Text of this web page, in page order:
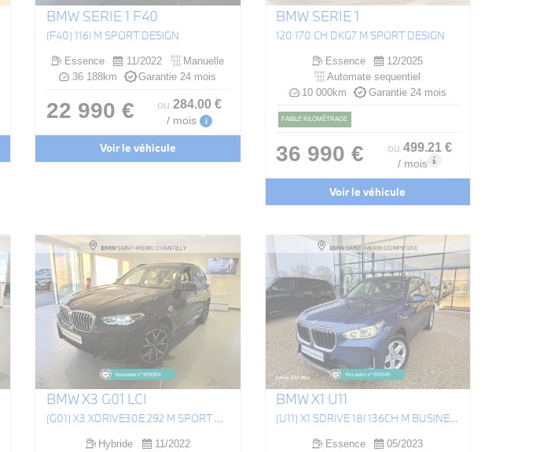
BMW SERIE 1 F40
(F40) 116I M SPORT DESIGN
Essence 11/2022
Manuelle
36 188km
Garantie 24 mois
22 990 € ou284.00 €
/ mois i
Voir le véhicule
BMW SERIE 1
120 170 CH DKG7 M SPORT DESIGN
Essence
12/2025
Automate sequentiel
10 000km
Garantie 24 mois
FAIBLE KILOMÉTRAGE
36 990 € ou 499.21 €
/ mois
Voir le véhicule
BMW X3 G01 LCI
(G01) X3 XDRIVE30E 292 M SPORT BVA8
Hybride 11/2022
BMW X1 U11
(U11) X1 SDRIVE 18I 136CH M BUSINESS DESIGN DKG7
Essence 05/2023